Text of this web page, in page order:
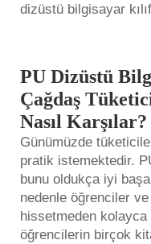
dizüstü bilgisayar
PU Dizüstü
Çağdaş
Nasıl Karşılar?
Günümüzde
pratik istemektedir.
bunu oldukça iyi
nedenle öğrenciler ve
hissetmeden
öğrencilerin birçok